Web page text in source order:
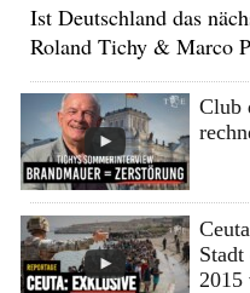
Ist Deutschland das
Roland Tichy & Marco
Club
2015